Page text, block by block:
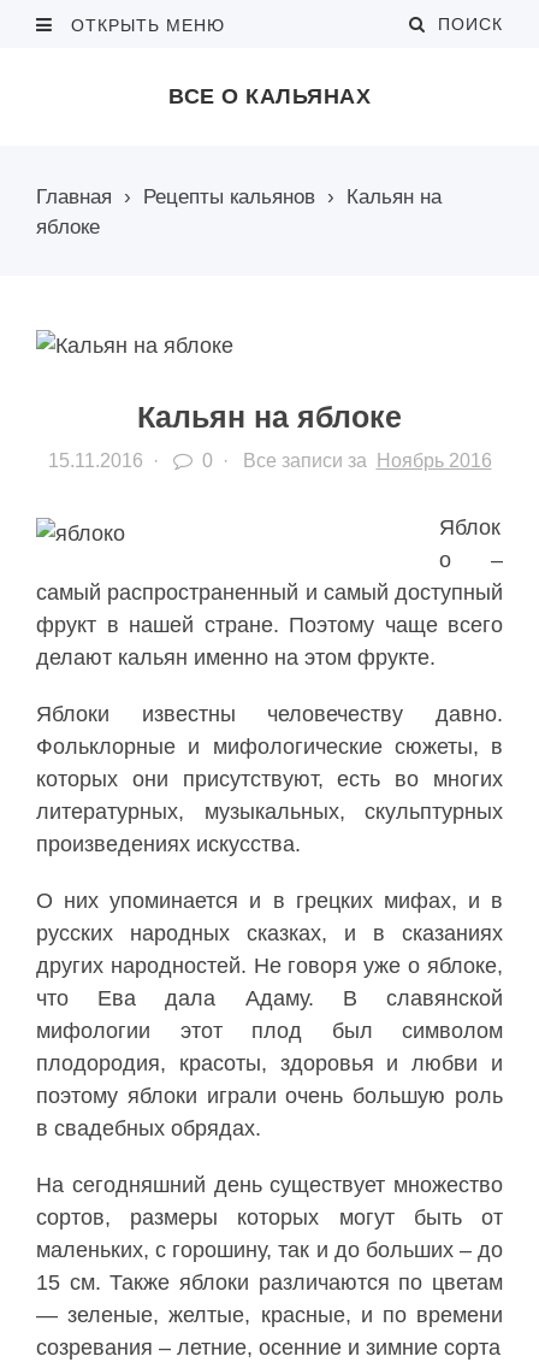
ОТКРЫТЬ МЕНЮ ПОИСК
ВСЕ О КАЛЬЯНАХ
Главная › Рецепты кальянов › Кальян на
яблоке
Кальян на яблоке
15.11.2016 · 0 · Все записи за Ноябрь 2016
Яблок
о –
самый распространенный и самый доступный
фрукт в нашей стране. Поэтому чаще всего
делают кальян именно на этом фрукте.
Яблоки известны человечеству давно.
Фольклорные и мифологические сюжеты, в
которых они присутствуют, есть во многих
литературных, музыкальных, скульптурных
произведениях искусства.
О них упоминается и в грецких мифах, и в
русских народных сказках, и в сказаниях
других народностей. Не говоря уже о яблоке,
что Ева дала Адаму. В славянской
мифологии этот плод был символом
плодородия, красоты, здоровья и любви и
поэтому яблоки играли очень большую роль
в свадебных обрядах.
На сегодняшний день существует множество
сортов, размеры которых могут быть от
маленьких, с горошину, так и до больших – до
15 см. Также яблоки различаются по цветам
— зеленые, желтые, красные, и по времени
созревания – летние, осенние и зимние сорта